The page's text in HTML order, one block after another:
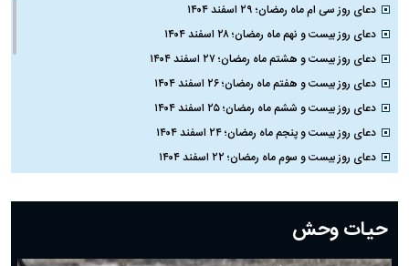
دعای روز سی ام ماه رمضان؛ ۲۹ اسفند ۱۴۰۴
دعای روز بیست و نهم ماه رمضان؛ ۲۸ اسفند ۱۴۰۴
دعای روز بیست و هشتم ماه رمضان؛ ۲۷ اسفند ۱۴۰۴
دعای روز بیست و هفتم ماه رمضان؛ ۲۶ اسفند ۱۴۰۴
دعای روز بیست و ششم ماه رمضان؛ ۲۵ اسفند ۱۴۰۴
دعای روز بیست و پنجم ماه رمضان؛ ۲۴ اسفند ۱۴۰۴
دعای روز بیست و سوم ماه رمضان؛ ۲۲ اسفند ۱۴۰۴
دعای روز بیستم ماه رمضان؛ ۱۹ اسفند ۱۴۰۴
دعای روز هشتم ماه مبارک رمضان؛ ۷ اسفند ماه ۱۴۰۴
دعای روز هفتم ماه رمضان؛ ۶ اسفند ۱۴۰۴
حیات وحش